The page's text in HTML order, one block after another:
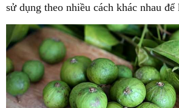
sử dụng theo nhiều cách khác nhau để